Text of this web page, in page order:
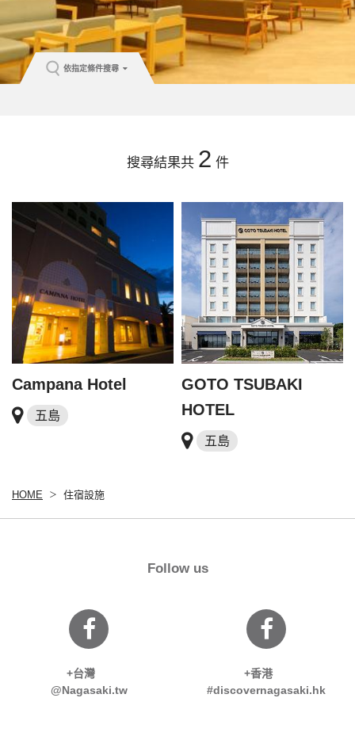
依指定條件搜尋
搜尋結果共 2 件
Campana Hotel
五島
GOTO TSUBAKI
HOTEL
五島
HOME 住宿設施
Follow us
+台灣
@Nagasaki.tw
+香港
#discovernagasaki.hk